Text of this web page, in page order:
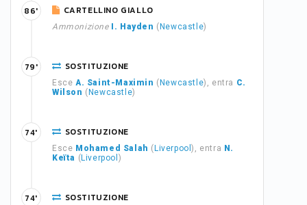
CARTELLINO GIALLO
Ammonizione I. Hayden ( Newcastle)
86'
SOSTITUZIONE
Esce A. Saint-Maximin ( Newcastle), entra C.
Wilson ( Newcastle)
79'
SOSTITUZIONE
Esce Mohamed Salah ( Liverpool), entra N.
Keïta ( Liverpool )
74'
SOSTITUZIONE
74'